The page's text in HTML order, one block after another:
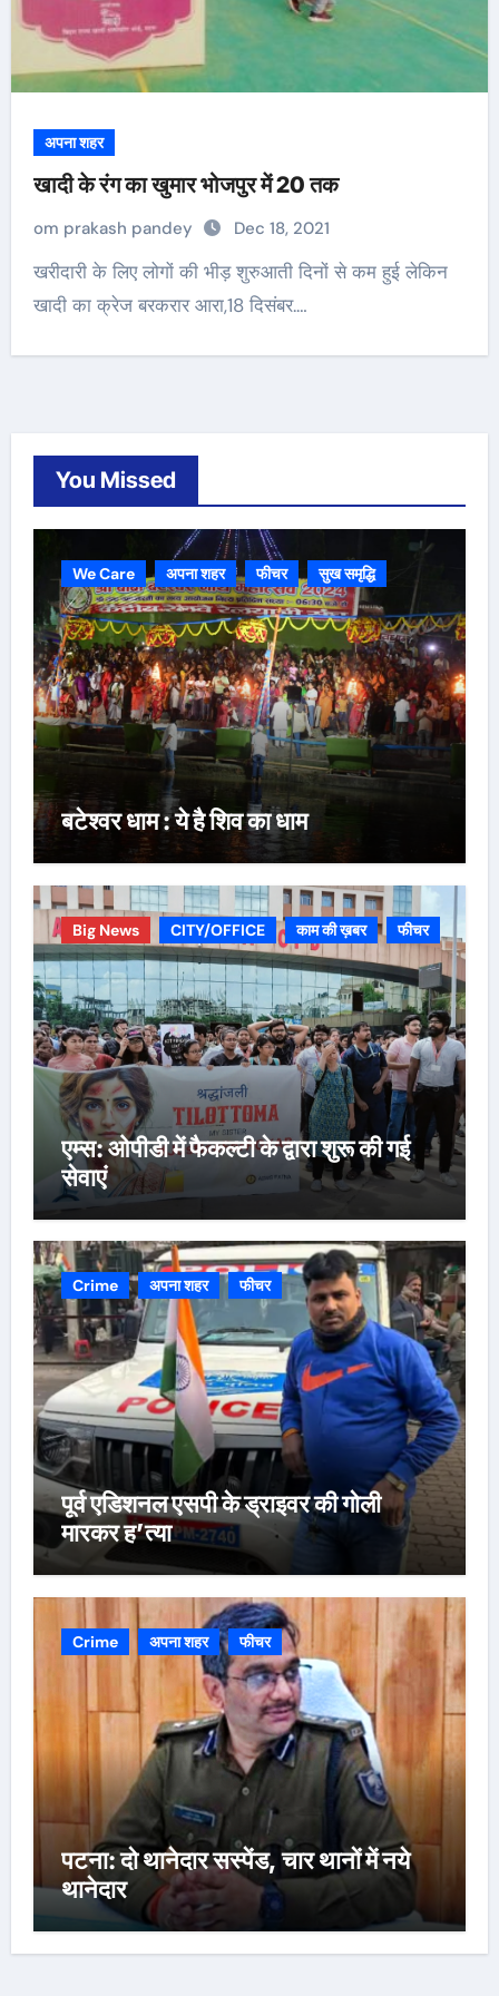
अपना शहर
खादी के रंग का खुमार भोजपुर में 20 तक
om prakash pandey Dec 18, 2021
खरीदारी के लिए लोगों की भीड़ शुरुआती दिनों से कम हुई लेकिन
खादी का क्रेज बरकरार आरा,18 दिसंबर.…
You Missed
We Care अपना शहर फीचर सुख समृद्धि
बटेश्वर धाम : ये है शिव का धाम
Big News CITY/OFFICE काम की ख़बर फीचर
एम्स: ओपीडी में फैकल्टी के द्वारा शुरू की गई
सेवाएं
Crime अपना शहर फीचर
पूर्व एडिशनल एसपी के ड्राइवर की गोली
मारकर ह’त्या
Crime अपना शहर फीचर
पटना: दो थानेदार सस्पेंड, चार थानों में नये
थानेदार